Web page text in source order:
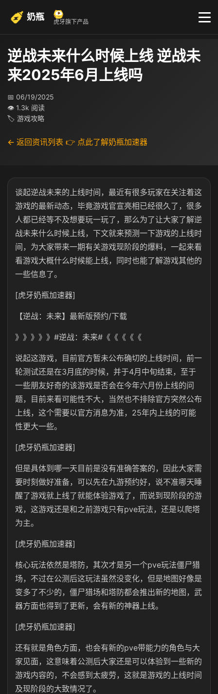
奶瓶 虎牙旗下产品
逆战未来什么时候上线 逆战未
来2025年6月上线吗
📅 06/19/2025
👁 1.3k 阅读
🏷 游戏攻略
← 返回资讯列表 👉 点此了解奶瓶加速器
谈起逆战未来的上线时间，最近有很多玩家在关注着这
游戏的最新动态，毕竟游戏官宣亮相已经很久了，很多
人都已经等不及想要玩一玩了，那么为了让大家了解逆
战未来什么时候上线，下文就来预测一下游戏的上线时
间，为大家带来一期有关游戏现阶段的爆料，一起来看
看游戏大概什么时候能上线，同时也能了解游戏其他的
一些信息了。
[虎牙奶瓶加速器]
【逆战：未来】最新版预约/下载
》》》》》#逆战：未来#《《《《《
说起这游戏，目前官方暂未公布确切的上线时间，前一
轮测试还是在3月底的时候，并于4月中旬结束，至于
一些朋友好奇的该游戏是否会在今年六月份上线的问
题，目前来看可能性不大，当然也不排除官方突然公布
上线，这个需要以官方消息为准，25年内上线的可能
性更大一些。
[虎牙奶瓶加速器]
但是具体到哪一天目前是没有准确答案的，因此大家需
要时刻做好准备，可以先在九游预约好，说不准哪天睡
醒了游戏就上线了就能体验游戏了，而说到现阶段的游
戏，这游戏还是和之前游戏只有pve玩法，还是以爬塔
为主。
[虎牙奶瓶加速器]
核心玩法依然是塔防，其次才是另一个pve玩法僵尸猎
场，不过在公测后这玩法虽然没变化，但是地图好像是
变多了不少的，僵尸猎场和塔防都会推出新的地图，武
器方面也得到了更新，会有新的神器上线。
[虎牙奶瓶加速器]
还有就是角色方面，也会有新的pve带能力的角色与大
家见面，这意味着公测后大家还是可以体验到一些新的
游戏内容的，不会感到太疲劳，这就是游戏的上线时间
及现阶段的大致情况了。